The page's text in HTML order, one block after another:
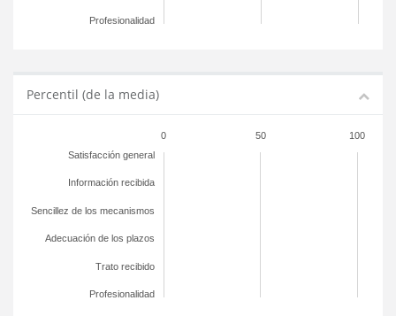
Profesionalidad
Percentil (de la media)
0 50
100
Satisfacción general
Información recibida
Sencillez de los mecanismos
Adecuación de los plazos
Trato recibido
Profesionalidad